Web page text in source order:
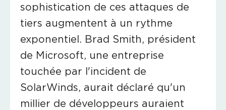
sophistication de ces attaques de
tiers augmentent à un rythme
exponentiel. Brad Smith, président
de Microsoft, une entreprise
touchée par l'incident de
SolarWinds, aurait déclaré qu'un
millier de développeurs auraient